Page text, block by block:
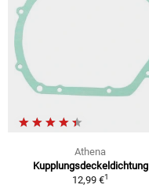
Athena
Kupplungsdeckeldichtung
12,99 €1